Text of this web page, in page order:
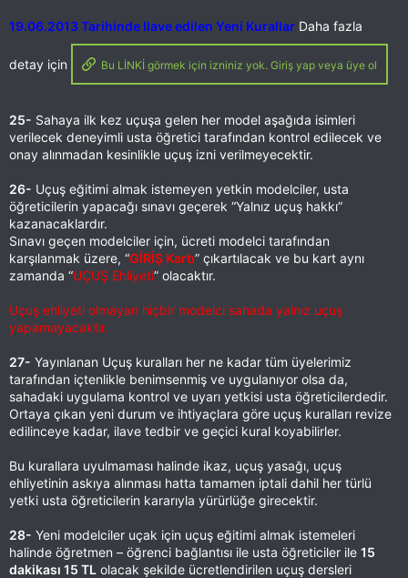
19.06.2013 Tarihinde Ilave edilen Yeni Kurallar Daha fazla
detay için Bu LİNKİ görmek için izniniz yok. Giriş yap veya üye ol
25- Sahaya ilk kez uçuşa gelen her model aşağıda isimleri
verilecek deneyimli usta öğretici tarafından kontrol edilecek ve
onay alınmadan kesinlikle uçuş izni verilmeyecektir.
26- Uçuş eğitimi almak istemeyen yetkin modelciler, usta
öğreticilerin yapacağı sınavı geçerek “Yalnız uçuş hakkı”
kazanacaklardır.
Sınavı geçen modelciler için, ücreti modelci tarafından
karşılanmak üzere, “GİRİŞ Kartı” çıkartılacak ve bu kart aynı
zamanda “UÇUŞ Ehliyeti” olacaktır.
Uçuş ehliyeti olmayan hiçbir modelci sahada yalnız uçuş
yapamayacaktır.
27- Yayınlanan Uçuş kuralları her ne kadar tüm üyelerimiz
tarafından içtenlikle benimsenmiş ve uygulanıyor olsa da,
sahadaki uygulama kontrol ve uyarı yetkisi usta öğreticilerdedir.
Ortaya çıkan yeni durum ve ihtiyaçlara göre uçuş kuralları revize
edilinceye kadar, ilave tedbir ve geçici kural koyabilirler.
Bu kurallara uyulmaması halinde ikaz, uçuş yasağı, uçuş
ehliyetinin askıya alınması hatta tamamen iptali dahil her türlü
yetki usta öğreticilerin kararıyla yürürlüğe girecektir.
28- Yeni modelciler uçak için uçuş eğitimi almak istemeleri
halinde öğretmen – öğrenci bağlantısı ile usta öğreticiler ile 15
dakikası 15 TL olacak şekilde ücretlendirilen uçuş dersleri